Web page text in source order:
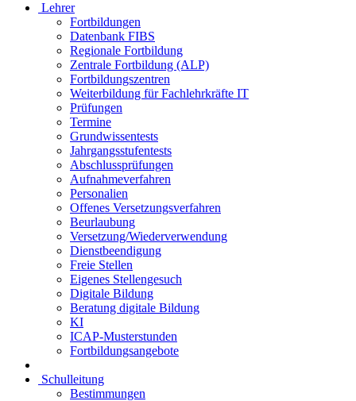
Lehrer
Fortbildungen
Datenbank FIBS
Regionale Fortbildung
Zentrale Fortbildung (ALP)
Fortbildungszentren
Weiterbildung für Fachlehrkräfte IT
Prüfungen
Termine
Grundwissentests
Jahrgangsstufentests
Abschlussprüfungen
Aufnahmeverfahren
Personalien
Offenes Versetzungsverfahren
Beurlaubung
Versetzung/Wiederverwendung
Dienstbeendigung
Freie Stellen
Eigenes Stellengesuch
Digitale Bildung
Beratung digitale Bildung
KI
ICAP-Musterstunden
Fortbildungsangebote
Schulleitung
Bestimmungen